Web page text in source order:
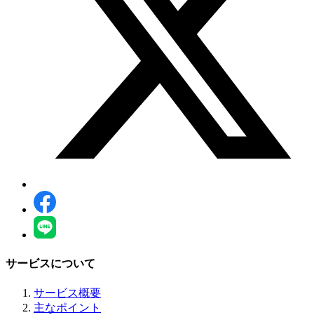
サービスについて
サービス概要
主なポイント